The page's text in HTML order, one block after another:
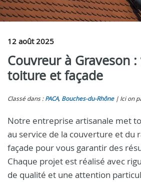
12 août 2025
Couvreur à Graveson
toiture et façade
Classé dans : PACA, Bouches-du-Rhône Ici on
Notre entreprise artisanale met
au service de la couverture et du
façade pour vous garantir des
Chaque projet est réalisé avec
de qualité et une attention